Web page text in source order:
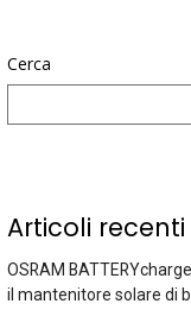
Cerca
Articoli recenti
OSRAM
il mantenitore solare di